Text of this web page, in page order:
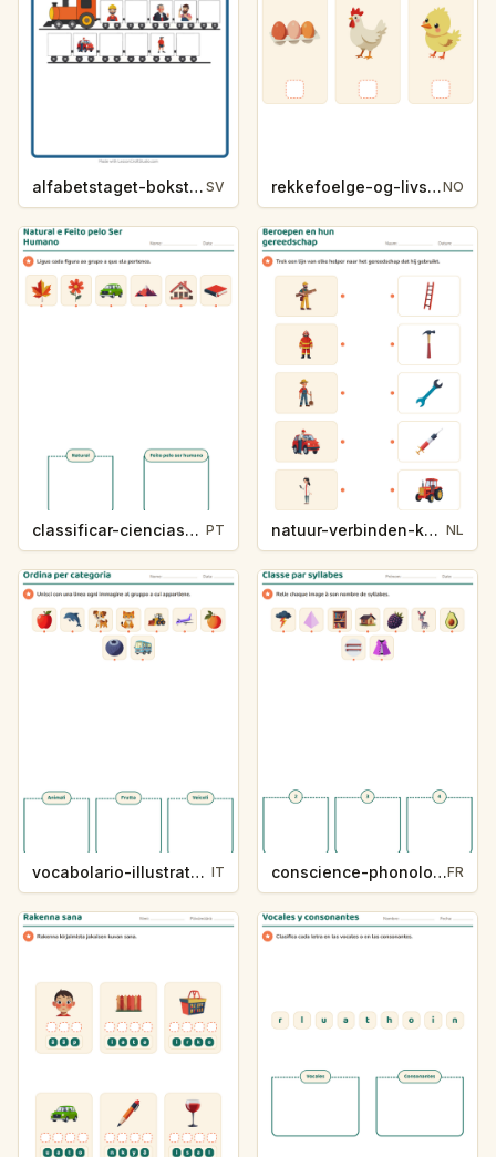
alfabetstaget-bokstavsledtrad-yrken-4317 SV rekkefoelge-og-livssykluser-g1203NO
classificar-ciencias-k214-5 PT natuur-verbinden-k213-5 NL
vocabolario-illustrato-k235-5 IT conscience-phonologique-k234-5FR